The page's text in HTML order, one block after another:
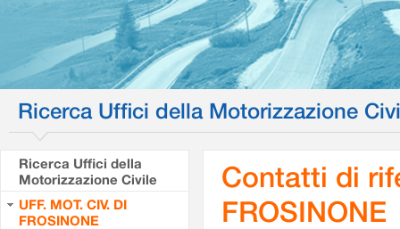
Ricerca Uffici della Motorizzazione
Ricerca Uffici della
Motorizzazione Civile
UFF. MOT. CIV. DI
FROSINONE
Contatti di
FROSINONE